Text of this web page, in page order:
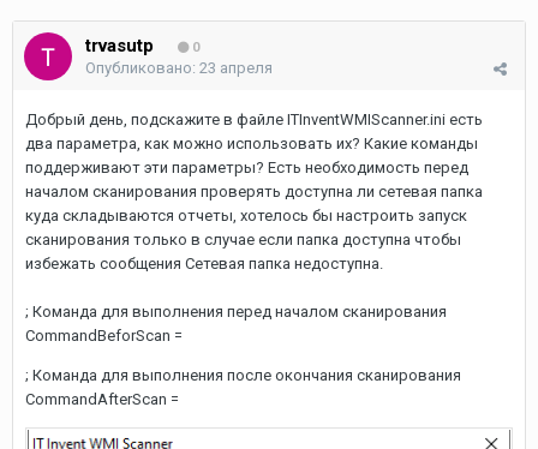
trvasutp 0
Опубликовано: 23 апреля
Добрый день, подскажите в файле ITInventWMIScanner.ini есть
два параметра, как можно использовать их? Какие команды
поддерживают эти параметры? Есть необходимость перед
началом сканирования проверять доступна ли сетевая папка
куда складываются отчеты, хотелось бы настроить запуск
сканирования только в случае если папка доступна чтобы
избежать сообщения Сетевая папка недоступна.
; Команда для выполнения перед началом сканирования
CommandBeforScan =
; Команда для выполнения после окончания сканирования
CommandAfterScan =